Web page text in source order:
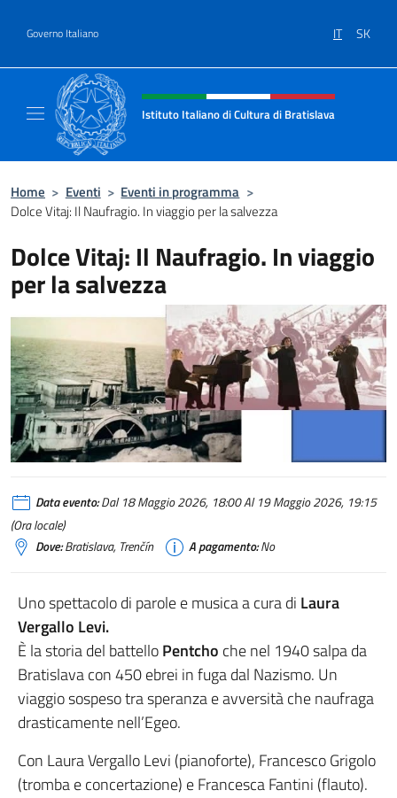
Governo Italiano IT SK
Intestazione sito, social e menù
Istituto Italiano di Cultura di Bratislava
Home > Eventi > Eventi in programma >
Dolce Vitaj: Il Naufragio. In viaggio per la salvezza
Dolce Vitaj: Il Naufragio. In viaggio
per la salvezza
Data evento:Dal 18 Maggio 2026, 18:00 Al 19 Maggio 2026, 19:15
(Ora locale)
Dove:Bratislava, Trenčín A pagamento:No
Uno spettacolo di parole e musica a cura di Laura
Vergallo Levi.
È la storia del battelloPentcho che nel 1940 salpa da
Bratislava con 450 ebrei in fuga dal Nazismo. Un
viaggio sospeso tra speranza e avversità che naufraga
drasticamente nell’Egeo.
Con Laura Vergallo Levi (pianoforte), Francesco Grigolo
(tromba e concertazione) e Francesca Fantini (flauto).